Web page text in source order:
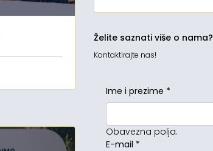
Želite saznati više o nama?
Kontaktirajte nas!
Ime i prezime *
Obavezna polja.
E-mail *